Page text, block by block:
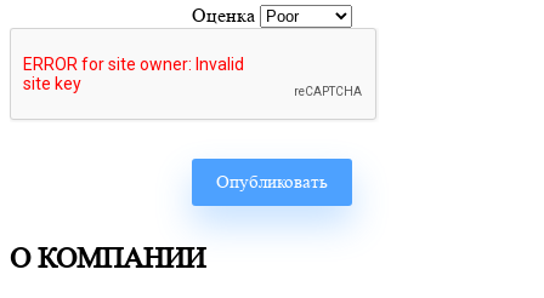
Оценка
О КОМПАНИИ